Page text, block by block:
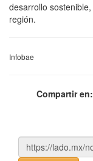
desarrollo
región.
Infobae
Compartir en: